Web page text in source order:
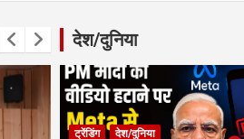
देश/दुनिया
ट्रेंडिंग देश/दुनिया